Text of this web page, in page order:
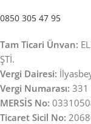
0850 305 47 95
Tam Ticari Ünvan:
ŞTİ.
Vergi Dairesi:
Vergi Numarası: 331
MERSİS No:
Ticaret Sicil No: